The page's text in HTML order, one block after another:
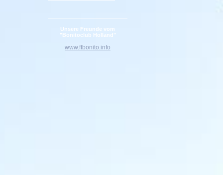
Unsere Freunde vom
"Bonitoclub Holland"
www.ftbonito.info